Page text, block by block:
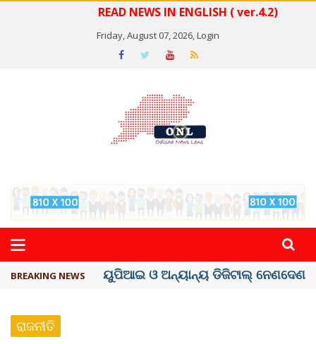
READ NEWS IN ENGLISH ( ver.4.2)
Friday, August 07, 2026,Login
BREAKING NEWS ତଣ୍ଡ ଗଣିବା ମେଟା, ଦେବ ୫ ହଜାର କୋଟିର
ରାଜନୀତି